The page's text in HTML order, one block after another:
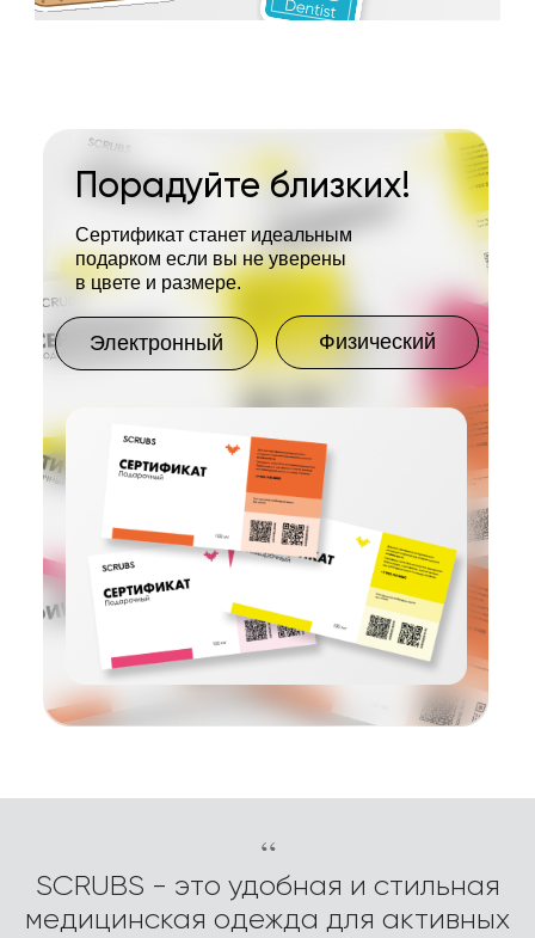
Порадуйте близких!
Сертификат станет идеальным
подарком если вы не уверены
в цвете и размере.
Электронный Физический
“
SCRUBS - это удобная и стильная
медицинская одежда для активных